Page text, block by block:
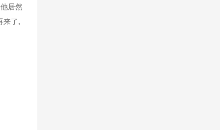
居然
来了,